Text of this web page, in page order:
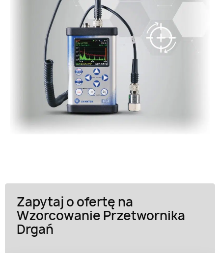
Zapytaj o ofertę na
Wzorcowanie Przetwornika
Drgań